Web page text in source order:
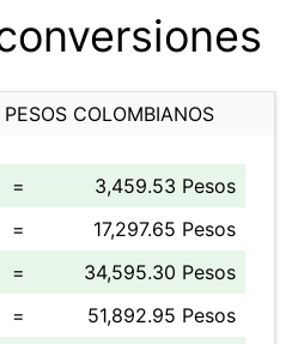
COLOMBIANOS
=
3,459.53 Pesos
=
17,297.65 Pesos
=
34,595.30 Pesos
=
51,892.95 Pesos